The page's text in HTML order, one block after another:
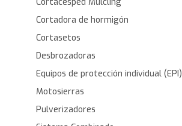
Cortadora de hormigón
Cortasetos
Desbrozadoras
Equipos de protección individual (EPI)
Motosierras
Pulverizadores